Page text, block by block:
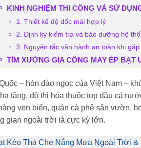
KINH NGHIỆM THI CÔNG VÀ SỬ
1. Thiết kế độ dốc mái hợp lý
2. Định kỳ kiểm tra và bảo dưỡng hệ
3. Nguyên tắc vận hành an toàn khi
TÌM XƯỞNG GIA CÔNG MAY ÉP BẠT
– hòn đảo ngọc của Việt Nam –
tầng, đô thị hóa thuộc top đầu cả
ven biển, quán cà phê sân vườn,
gian ngoài trời là cực kỳ lớn.
Kéo Thả Che Nắng Mưa Ngoài Trời